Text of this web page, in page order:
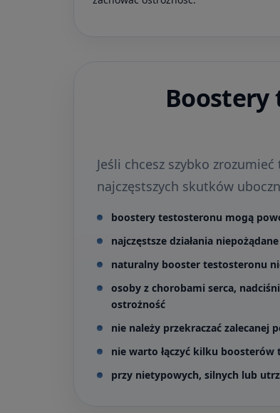
Boostery
Jeśli chcesz szybko
najczęstszych skutków
boostery testosteronu mogą
najczęstsze działania
naturalny booster testosteronu
osoby z chorobami serca,
ostrożność
nie należy przekraczać zalecanej
nie warto łączyć kilku boosterów
przy nietypowych, silnych lub